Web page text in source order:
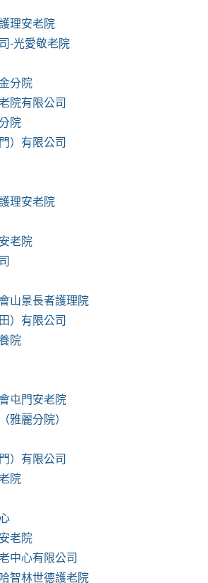
理安老院
-光愛敬老院
分院
院有限公司
院
）有限公司
理安老院
老院
山景長者護理院
）有限公司
院
屯門安老院
雅麗分院）
）有限公司
院
老院
中心有限公司
智林世德護老院